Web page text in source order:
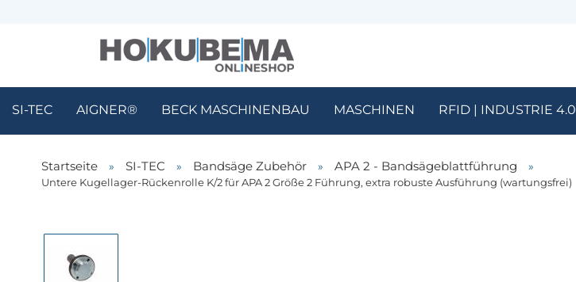
SI-TEC AIGNER® BECK MASCHINENBAU MASCHINEN RFID | INDUSTRIE 4.0
Startseite » SI-TEC » Bandsäge Zubehör » APA 2 - Bandsägeblattführung »
Untere Kugellager-Rückenrolle K/2 für APA 2 Größe 2 Führung, extra robuste Ausführung (wartungsfrei)